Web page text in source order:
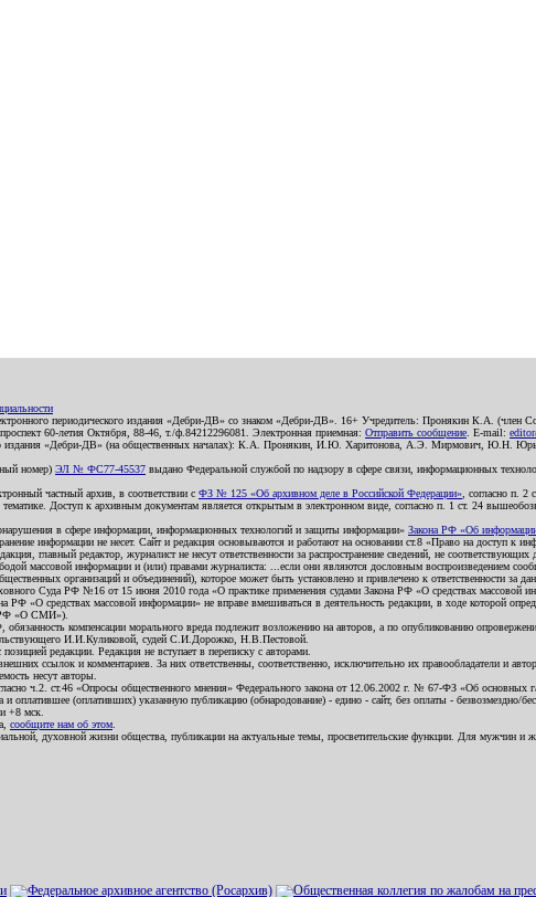
периодического издания «Дебри-ДВ» со знаком «Дебри-ДВ». 16+ Учредитель: Пронякин К.А.
60-летия Октября, 88-46, т./ф.84212296081. Электронная приемная: Отправить сообщение . E-mail:
издания «Дебри-ДВ» (на общественных началах): К.А. Пронякин, И.Ю. Харитонова, А.Э. Мирмович,
номер) ЭЛ № ФС77-45537 выдано Федеральной службой по надзору в сфере связи, информационных
частный архив, в соответствии с ФЗ № 125 «Об архивном деле в Российской Федерации» , согласно п.
Доступ к архивным документам является открытым в электронном виде, согласно п. 1 ст. 24
в сфере информации, информационных технологий и защиты информации» Закона РФ «Об
информации не несет. Сайт и редакция основываются и работают на основании ст.8 «Право на доступ к
главный редактор, журналист не несут ответственности за распространение сведений, не
массовой информации и (или) правами журналиста: ...если они являются дословным воспроизведением
организаций и объединений), которое может быть установлено и привлечено к ответственности за
Суда РФ №16 от 15 июня 2010 года «О практике применения судами Закона РФ «О средствах массовой
РФ «О средствах массовой информации» не вправе вмешиваться в деятельность редакции, в ходе которой
РФ «О СМИ»).
компенсации морального вреда подлежит возложению на авторов, а по опубликованию
И.И.Куликовой, судей С.И.Дорожко, Н.В.Пестовой.
редакции. Редакция не вступает в переписку с авторами.
внешних ссылок и комментариев. За них ответственны, соответственно, исключительно их правообладатели
несут авторы.
ч.2. ст.46 «Опросы общественного мнения» Федерального закона от 12.06.2002 г. № 67-ФЗ «Об основных
и оплатившее (оплативших) указанную публикацию (обнародование) - едино - сайт, без оплаты - безвозмездно/
+8 мск.
сообщите нам об этом
духовной жизни общества, публикации на актуальные темы, просветительские функции. Для мужчин и